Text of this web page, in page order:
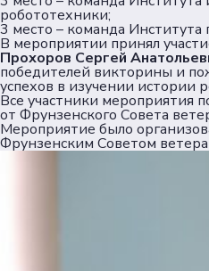
робототехники;
3 место – команда
В мероприятии принял
Прохоров Сергей
победителей викторины и
успехов в изучении истории
Все участники мероприятия
от Фрунзенского Совета
Мероприятие было
Фрунзенским Советом